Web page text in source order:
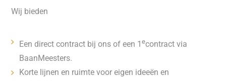
Wij bieden
Een direct contract bij ons of een 1econtract via
BaanMeesters.
Korte lijnen en ruimte voor eigen ideeën en